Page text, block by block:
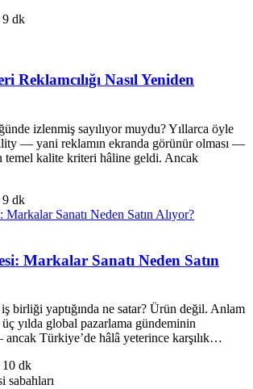
9 dk
Nasıl Yeniden
izlenmiş sayılıyor muydu? Yıllarca öyle
— yani reklamın ekranda görünür olması —
temel kalite kriteri hâline geldi. Ancak
9 dk
Markalar Sanatı Neden Satın
birliği yaptığında ne satar? Ürün değil. Anlam
yılda global pazarlama gündeminin
Türkiye’de hâlâ yeterince karşılık…
10 dk